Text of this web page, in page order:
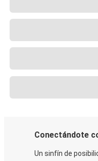
Conectándote
Un sinfín de